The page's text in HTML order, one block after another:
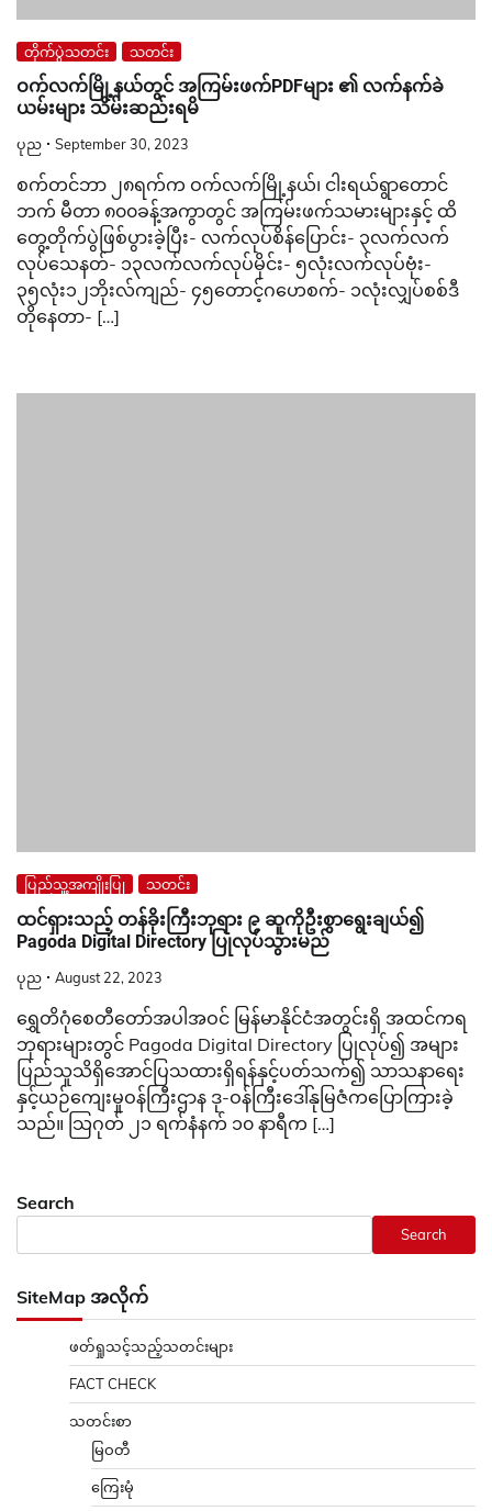
တိုက်ပွဲသတင်း သတင်း
ဝက်လက်မြို့နယ်တွင် အကြမ်းဖက်PDFများ ၏ လက်နက်ခဲ
ယမ်းများ သိမ်းဆည်းရမိ
ပုည September 30, 2023
စက်တင်ဘာ ၂၈ရက်က ဝက်လက်မြို့နယ်၊ ငါးရယ်ရွာတောင်
ဘက် မီတာ ၈၀၀ခန့်အကွာတွင် အကြမ်းဖက်သမားများနှင့် ထိ
တွေ့တိုက်ပွဲဖြစ်ပွားခဲ့ပြီး- လက်လုပ်စိန်ပြောင်း- ၃လက်လက်
လုပ်သေနတ်- ၁၃လက်လက်လုပ်မိုင်း- ၅လုံးလက်လုပ်ဗုံး-
၃၅လုံး၁၂ဘိုးလ်ကျည်- ၄၅တောင့်ဂဟေစက်- ၁လုံးလျှပ်စစ်ဒီ
တိုနေတာ- […]
ပြည်သူ့အကျိုးပြု သတင်း
ထင်ရှားသည့် တန်ခိုးကြီးဘုရား ၉ ဆူကိုဦးစွာရွေးချယ်၍
Pagoda Digital Directory ပြုလုပ်သွားမည်
ပုည August 22, 2023
ရွှေတိဂုံစေတီတော်အပါအဝင် မြန်မာနိုင်ငံအတွင်းရှိ အထင်ကရ
ဘုရားများတွင် Pagoda Digital Directory ပြုလုပ်၍ အများ
ပြည်သူသိရှိအောင်ပြသထားရှိရန်နှင့်ပတ်သက်၍ သာသနာရေး
နှင့်ယဉ်ကျေးမှုဝန်ကြီးဌာန ဒု-ဝန်ကြီးဒေါ်နုမြဇံကပြောကြားခဲ့
သည်။ သြဂုတ် ၂၁ ရက်နံနက် ၁၀ နာရီက […]
Search
Search
SiteMap အလိုက်
ဖတ်ရှုသင့်သည့်သတင်းများ
FACT CHECK
သတင်းစာ
မြဝတီ
ကြေးမုံ